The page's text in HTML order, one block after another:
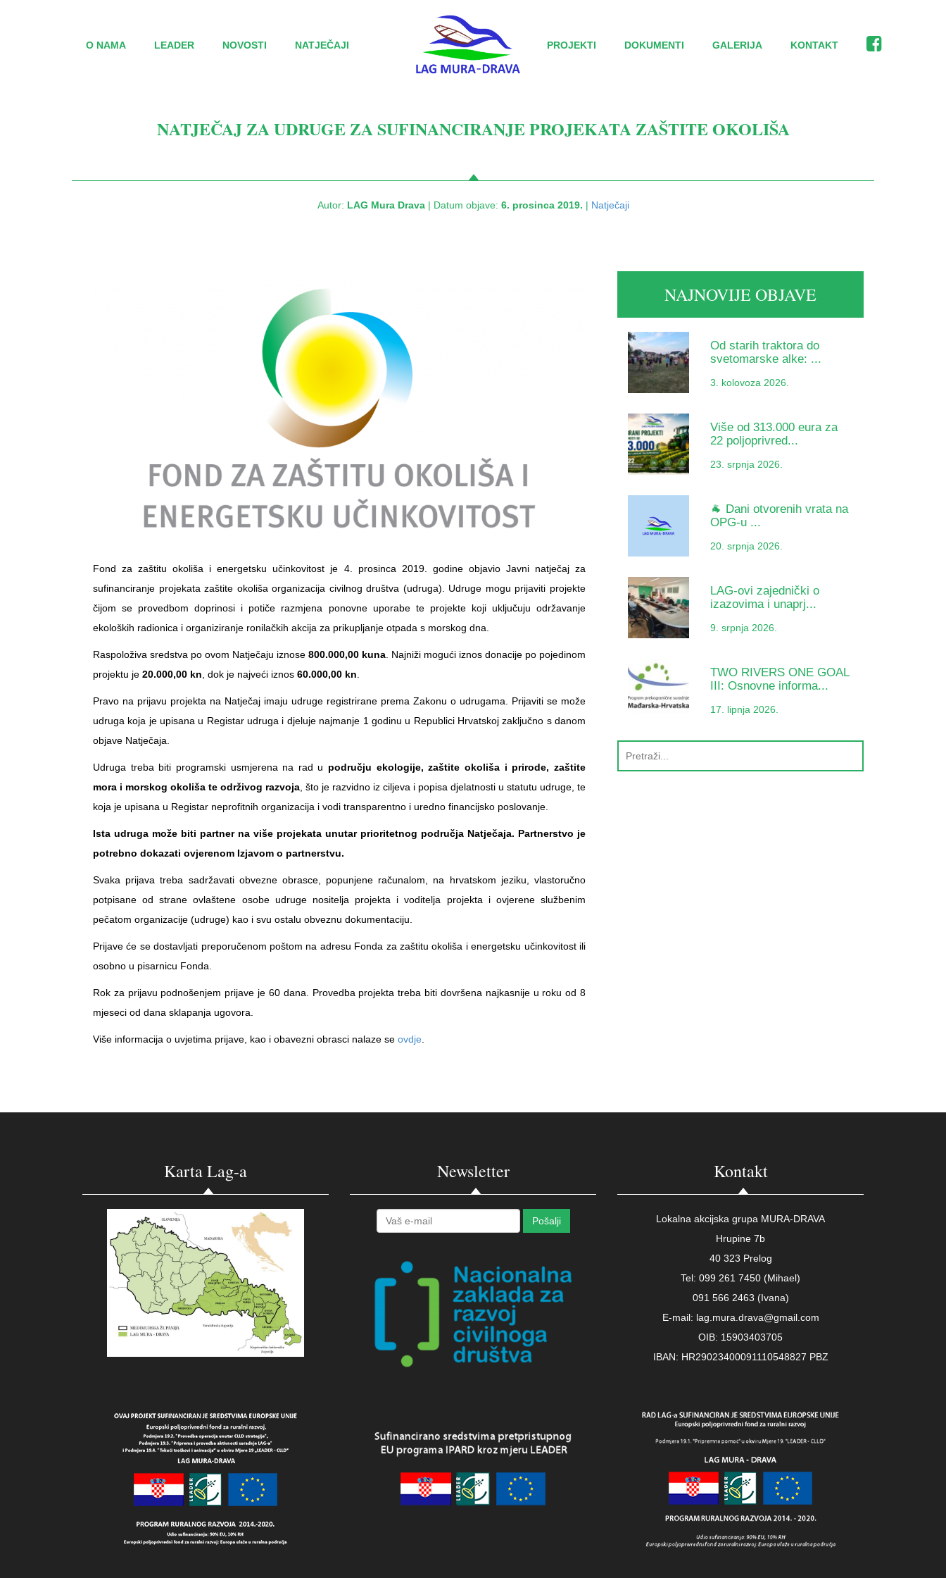
O NAMA LEADER NOVOSTI NATJEČAJI PROJEKTI DOKUMENTI GALERIJA KONTAKT
NATJEČAJ ZA UDRUGE ZA SUFINANCIRANJE PROJEKATA ZAŠTITE OKOLIŠA
Autor: LAG Mura Drava| Datum objave: 6. prosinca 2019. | Natječaji
Fond za zaštitu okoliša i energetsku učinkovitost je 4. prosinca 2019. godine objavio Javni natječaj za
sufinanciranje projekata zaštite okoliša organizacija civilnog društva (udruga). Udruge mogu prijaviti projekte
čijom se provedbom doprinosi i potiče razmjena ponovne uporabe te projekte koji uključuju održavanje
ekoloških radionica i organiziranje ronilačkih akcija za prikupljanje otpada s morskog dna.
Raspoloživa sredstva po ovom Natječaju iznose 800.000,00 kuna . Najniži mogući iznos donacije po pojedinom
projektu je 20.000,00 kn , dok je najveći iznos 60.000,00 kn
Pravo na prijavu projekta na Natječaj imaju udruge registrirane prema Zakonu o udrugama. Prijaviti se može
udruga koja je upisana u Registar udruga i djeluje najmanje 1 godinu u Republici Hrvatskoj zaključno s danom
objave Natječaja.
Udruga treba biti programski usmjerena na rad u području ekologije, zaštite okoliša i prirode, zaštite
mora i morskog okoliša te održivog razvoja , što je razvidno iz ciljeva i popisa djelatnosti u statutu udruge, te
koja je upisana u Registar neprofitnih organizacija i vodi transparentno i uredno financijsko poslovanje.
Ista udruga može biti partner na više projekata unutar prioritetnog područja Natječaja. Partnerstvo je
potrebno dokazati ovjerenom Izjavom o partnerstvu.
Svaka prijava treba sadržavati obvezne obrasce, popunjene računalom, na hrvatskom jeziku, vlastoručno
potpisane od strane ovlaštene osobe udruge nositelja projekta i voditelja projekta i ovjerene službenim
pečatom organizacije (udruge) kao i svu ostalu obveznu dokumentaciju.
Prijave će se dostavljati preporučenom poštom na adresu Fonda za zaštitu okoliša i energetsku učinkovitost ili
osobno u pisarnicu Fonda.
Rok za prijavu podnošenjem prijave je 60 dana. Provedba projekta treba biti dovršena najkasnije u roku od 8
mjeseci od dana sklapanja ugovora.
Više informacija o uvjetima prijave, kao i obavezni obrasci nalaze se ovdje
NAJNOVIJE OBJAVE
Od starih traktora do
svetomarske alke: ...
3. kolovoza 2026.
Više od 313.000 eura za
22 poljoprivred...
23. srpnja 2026.
🐐 Dani otvorenih vrata na
OPG-u ...
20. srpnja 2026.
LAG-ovi zajednički o
izazovima i unaprj...
9. srpnja 2026.
TWO RIVERS ONE GOAL
III: Osnovne informa...
17. lipnja 2026.
Karta Lag-a Newsletter Kontakt
Lokalna akcijska grupa MURA-DRAVA
Hrupine 7b
40 323 Prelog
Tel: 099 261 7450 (Mihael)
091 566 2463 (Ivana)
E-mail: lag.mura.drava@gmail.com
OIB: 15903403705
IBAN: HR29023400091110548827 PBZ